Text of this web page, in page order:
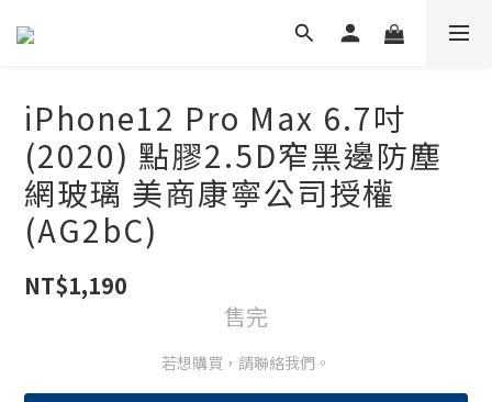
iPhone12 Pro Max 6.7吋
(2020) 點膠2.5D窄黑邊防塵
網玻璃 美商康寧公司授權
(AG2bC)
NT$1,190
售完
若想購買，請聯絡我們。